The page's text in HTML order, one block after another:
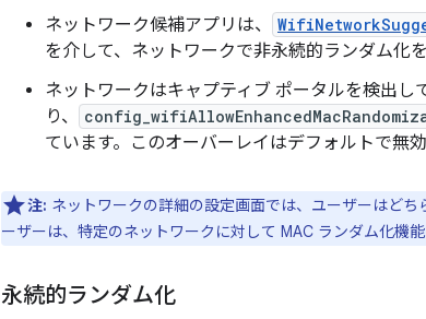
ネットワーク候補アプリは、
を介して、ネットワークで非永続的ランダム化
ネットワークはキャプティブ ポータルを検出し
り、
ています。このオーバーレイはデフォルトで無
注: ネットワークの詳細の設定画面では、ユーザーはど
ーザーは、特定のネットワークに対して MAC ランダム化機
永続的ランダム化